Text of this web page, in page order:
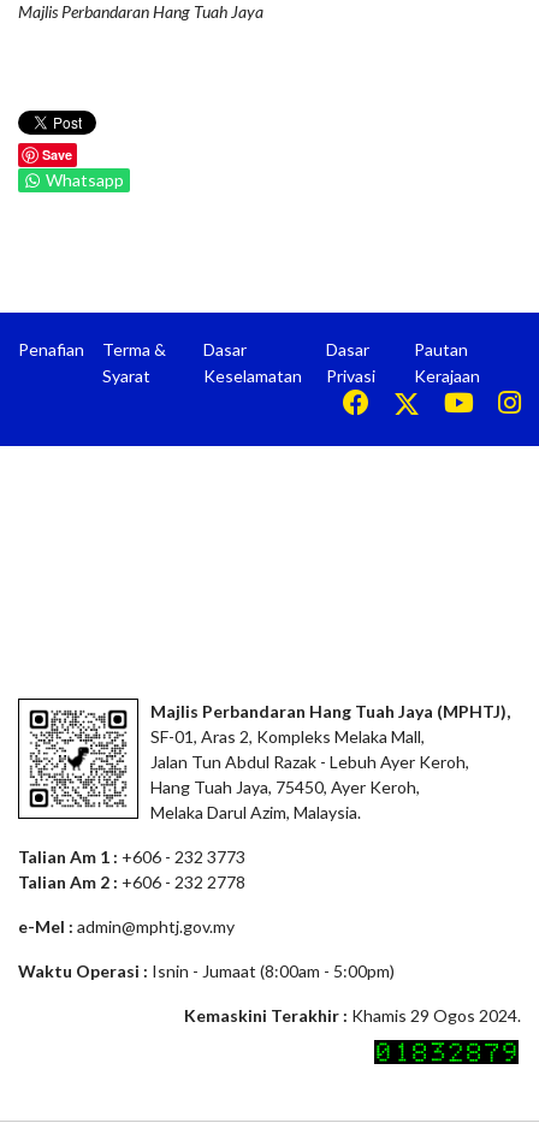
Majlis Perbandaran Hang Tuah Jaya
Save
Whatsapp
Penafian
Terma &
Syarat
Dasar
Keselamatan
Dasar
Privasi
Pautan
Kerajaan
Majlis Perbandaran Hang Tuah Jaya (MPHTJ),
SF-01, Aras 2, Kompleks Melaka Mall,
Jalan Tun Abdul Razak - Lebuh Ayer Keroh,
Hang Tuah Jaya, 75450, Ayer Keroh,
Melaka Darul Azim, Malaysia.
Talian Am 1 : +606 - 232 3773
Talian Am 2 : +606 - 232 2778
e-Mel : admin@mphtj.gov.my
Waktu Operasi : Isnin - Jumaat (8:00am - 5:00pm)
Kemaskini Terakhir : Khamis 29 Ogos 2024.